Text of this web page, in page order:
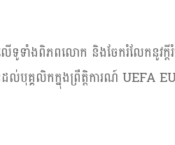
ទាំងពិភពលោក និងចែករំលែកនូវក្តីរំ
បុគ្គលិកក្នុងព្រឹត្តិការណ៍ UEFA